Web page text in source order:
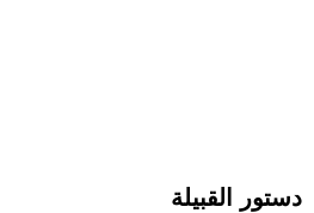
دستور القبيلة